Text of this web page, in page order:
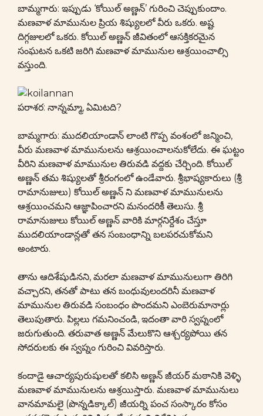
బామ్మగారు: ఇప్పుడు ‘కోయిల్ అణ్ణన్’ గురించి చెప్పుకుందాం.
మణవాళ మామునుల ప్రియ శిష్యులలో వీరు ఒకరు. అష్ట
దిగ్గజులలో ఒకరు. కోయిల్ అణ్ణన్ జీవితంలో ఆసక్తికరమైన
సంఘటన ఒకటి జరిగి మణవాళ మామునుల ఆశ్రయించాల్సి
వస్తుంది.
పరాశర: నాన్నమ్మా, ఏమిటది?
బామ్మగారు: ముదలియాండాన్ లాంటి గొప్ప వంశంలో జన్మించి,
వీరు మణవాళ మామునులను ఆశ్రయించాలనుకోలేదు. ఈ ఘట్టం
వీరిని మణవాళ మామునుల తిరువడి వద్దకు చేర్చింది. కోయిల్
అణ్ణన్ తమ శిష్యులతో శ్రీరంగంలో ఉండేవారు. శ్రీభాష్యకారులు (శ్రీ
రామానుజులు) కోయిల్ అణ్ణన్ ని మణవాళ మామునులను
ఆశ్రయించమని ఆజ్ఞాపించారని మనందరికీ తెలుసు. శ్రీ
రామానుజులు కోయిల్ అణ్ణన్ వారికి మార్గనిర్దేశం చేస్తూ
ముదలియాండాన్లతో తన సంబంధాన్ని బలపరచుకోమని
అంటారు.
తాను ఆదిశేషుడినని, మరలా మణవాళ మామునులుగా తిరిగి
వచ్చారని, తనతో పాటు తన బంధువులందరినీ మణవాళ
మామునుల తిరువడి సంబంధం పొందమని ఎంబెరుమానార్లు
తెలుపుతారు. పిల్లలు గమనించండి, ఇదంతా వారి స్వప్నంలో
జరుగుతుంది. తరువాత అణ్ణన్ మేలుకొని ఆశ్చర్యపోయి తన
సోదరులకు ఈ స్వప్నం గురించి వివరిస్తారు.
కందాడై ఆచార్యపురుషులతో కలిసి అణ్ణన్ జీయర్ మఠానికి వెళ్ళి
మణవాళ మామునులను ఆశ్రయిస్తారు. మణవాళ మామునులు
వానమామలై (పొన్నడిక్కాల్) జీయర్ని పంచ సంస్కారం కోసం